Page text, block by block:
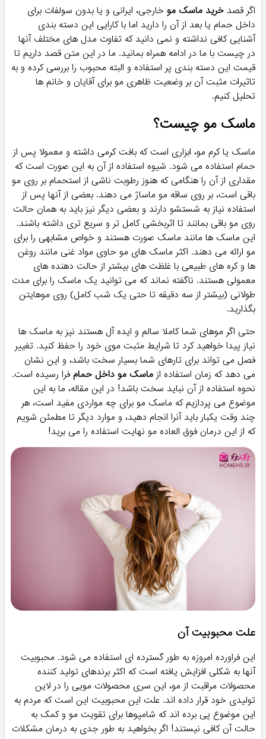
ماسک مو کامان حاوی آمینو
کراتین حجم 400 میل -
COMEON
۳۴۷,۰۰۰
ماسک مو موی خشک و آسیب
دیده اولگ OLEG
پرفروش ترین!
ماسک مو احیاکننده آرگان و
شکلات گارنیک GARNIC
۱,۰۱۰,۰۰۰ تومان
ماسک موی فر لولیا (داخل
حمام)
۹۶۰,۰۰۰ تومان
پرفروش ترین!
ماسک مو کراتین اولگ OLEG
تومان
ماسک مو ترمیم کننده کاندید
پرفروش ترین!
ماسک ترمیم کننده موی فر
۷۴۶,۲۰۰ تومان
دیده)
۷۲۸,۱۰۰ تومان